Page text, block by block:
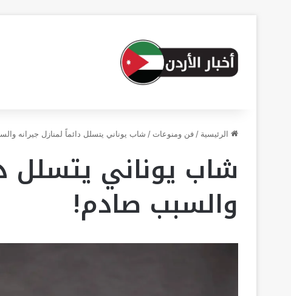
الرئيسية / فن ومنوعات / شاب يوناني يتسلل دائماً لمنازل جيرانه
شاب يوناني يتسلل
والسبب صادم!